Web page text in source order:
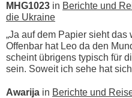
MHG1023 in Berichte und
die Ukraine
„Ja auf dem Papier sieht
Offenbar hat Leo da den
scheint übrigens typisch für
sein. Soweit ich sehe hat
Awarija in Berichte und